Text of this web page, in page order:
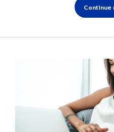
Continue